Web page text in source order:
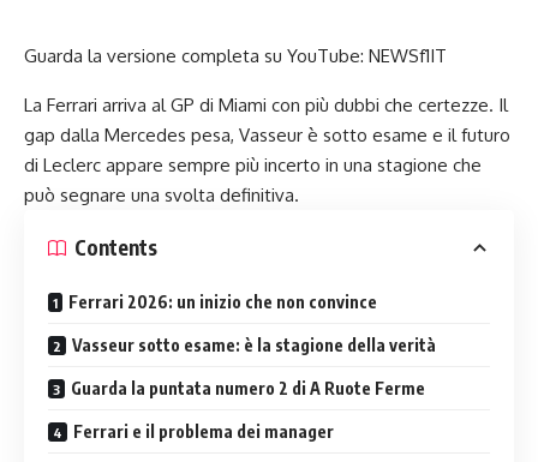
Guarda la versione completa su YouTube: NEWSf1IT
La Ferrari arriva al GP di Miami con più dubbi che certezze. Il
gap dalla Mercedes pesa, Vasseur è sotto esame e il futuro
di Leclerc appare sempre più incerto in una stagione che
può segnare una svolta definitiva.
Contents
Ferrari 2026: un inizio che non convince
Vasseur sotto esame: è la stagione della verità
Guarda la puntata numero 2 di A Ruote Ferme
Ferrari e il problema dei manager